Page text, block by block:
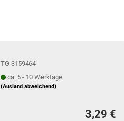
TG-3159464
ca. 5 - 10 Werktage
(Ausland abweichend)
3,29 €